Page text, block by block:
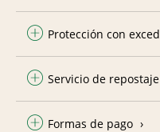
Protección con
Servicio de repostaje
Formas de pago